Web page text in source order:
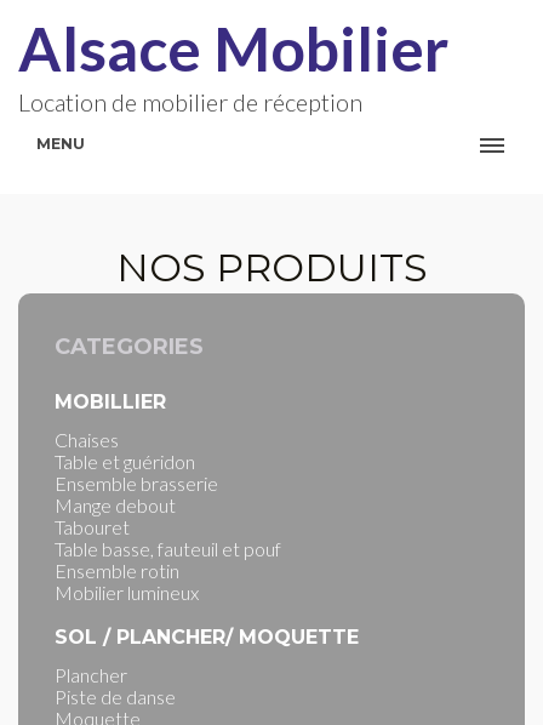
Alsace Mobilier
Location de mobilier de réception
MENU
NOS PRODUITS
CATEGORIES
MOBILLIER
Chaises
Table et guéridon
Ensemble brasserie
Mange debout
Tabouret
Table basse, fauteuil et pouf
Ensemble rotin
Mobilier lumineux
SOL / PLANCHER/ MOQUETTE
Plancher
Piste de danse
Moquette